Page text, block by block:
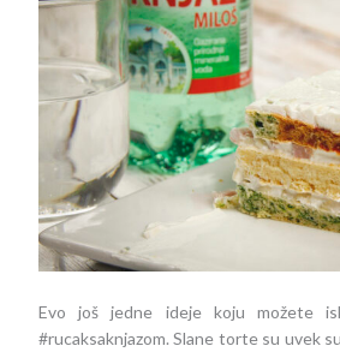
Evo još jedne ideje koju možete
#rucaksaknjazom. Slane torte su uvek